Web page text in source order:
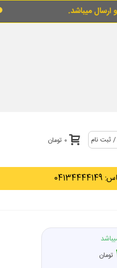
برای
ثبت نام 0 تومان
تومان